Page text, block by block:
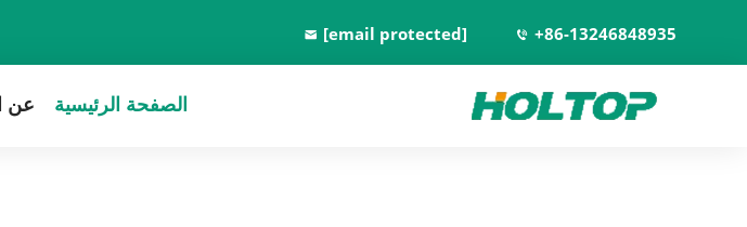
+86-13246848935
[email protected]
الصفحة الرئيسية عن